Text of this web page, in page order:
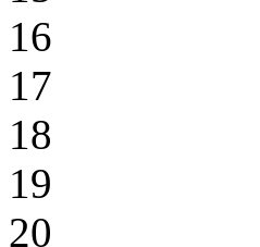
16
17
18
19
20